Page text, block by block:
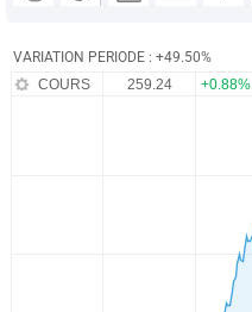
VARIATION PERIODE : +49.50%
COURS 259.24 +0.88%